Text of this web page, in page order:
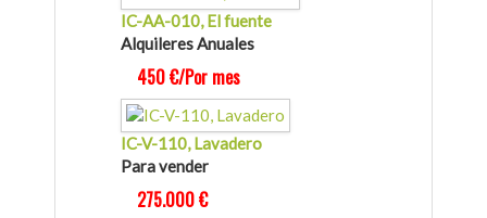
IC-AA-010, El fuente
Alquileres Anuales
450 €/Por mes
IC-V-110, Lavadero
Para vender
275.000 €